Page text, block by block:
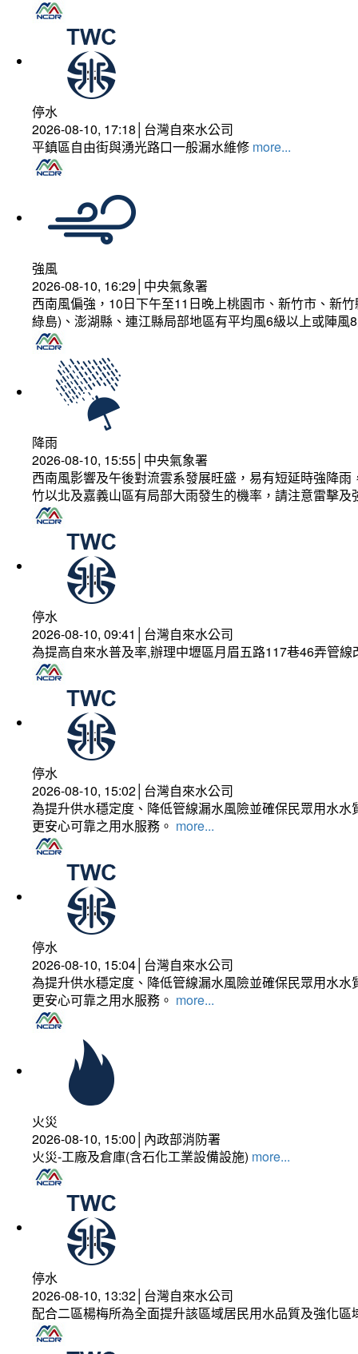
停水
2026-08-10, 17:18│台灣自來水公司
平鎮區自由街與湧光路口一般漏水維修 more...
強風
2026-08-10, 16:29│中央氣象署
西南風偏強，10日下午至11日晚上桃園市、新竹市、新
綠島)、澎湖縣、連江縣局部地區有平均風6級以上或陣
降雨
2026-08-10, 15:55│中央氣象署
西南風影響及午後對流雲系發展旺盛，易有短延時強降
竹以北及嘉義山區有局部大雨發生的機率，請注意雷擊
停水
2026-08-10, 09:41│台灣自來水公司
為提高自來水普及率,辦理中壢區月眉五路117巷46弄管
停水
2026-08-10, 15:02│台灣自來水公司
為提升供水穩定度、降低管線漏水風險並確保民眾用水
更安心可靠之用水服務。 more...
停水
2026-08-10, 15:04│台灣自來水公司
為提升供水穩定度、降低管線漏水風險並確保民眾用水
更安心可靠之用水服務。 more...
火災
2026-08-10, 15:00│內政部消防署
火災-工廠及倉庫(含石化工業設備設施) more...
停水
2026-08-10, 13:32│台灣自來水公司
配合二區楊梅所為全面提升該區域居民用水品質及強化